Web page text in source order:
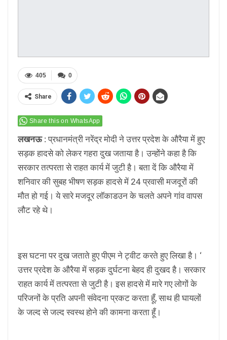
0
405
Share
Share this on WhatsApp
लखनऊ :प्रधानमंत्री नरेंद्र मोदी ने उत्तर प्रदेश के औरैया में हुए
सड़क हादसे को लेकर गहरा दुख जताया है। उन्होंने कहा है कि
सरकार तत्परता से राहत कार्य में जुटी है। बता दें कि औरैया में
शनिवार की सुबह भीषण सड़क हादसे में 24 प्रवासी मजदूरों की
मौत हो गई। ये सारे मजदूर लॉकाडउन के चलते अपने गांव वापस
लौट रहे थे।
इस घटना पर दुख जताते हुए पीएम ने ट्वीट करते हुए लिखा है। ‘
उत्तर प्रदेश के औरैया में सड़क दुर्घटना बेहद ही दुखद है। सरकार
राहत कार्य में तत्परता से जुटी है। इस हादसे में मारे गए लोगों के
परिजनों के प्रति अपनी संवेदना प्रकट करता हूँ, साथ ही घायलों
के जल्द से जल्द स्वस्थ होने की कामना करता हूँ।